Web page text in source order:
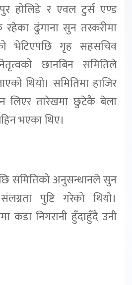
होलिडे र एवल टुर्स एण्ड
ढुंगाना सुन तस्करीमा
भेटिएपछि गृह सहसचिव
छानबिन समितिले
थियो। समितिमा हाजिर
लिएर तारेखमा छुटेकै बेला
भएका थिए।
समितिको अनुसन्धानले सुन
पुष्टि गरेको थियो।
कडा निगरानी हुँदाहुँदै उनी